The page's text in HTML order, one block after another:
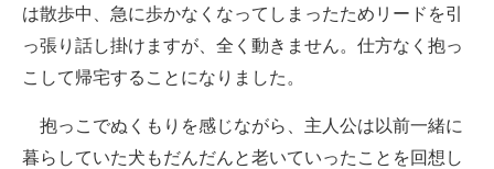
は散歩中、急に歩かなくなってしまったためリードを引
っ張り話し掛けますが、全く動きません。仕方なく抱っ
こして帰宅することになりました。
抱っこでぬくもりを感じながら、主人公は以前一緒に
暮らしていた犬もだんだんと老いていったことを回想し